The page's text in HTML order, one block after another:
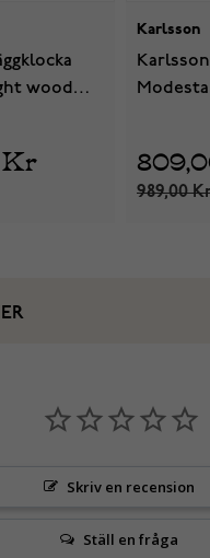
wood
Kr
Karlsson
989,00
Skriv en recension
Ställ en fråga